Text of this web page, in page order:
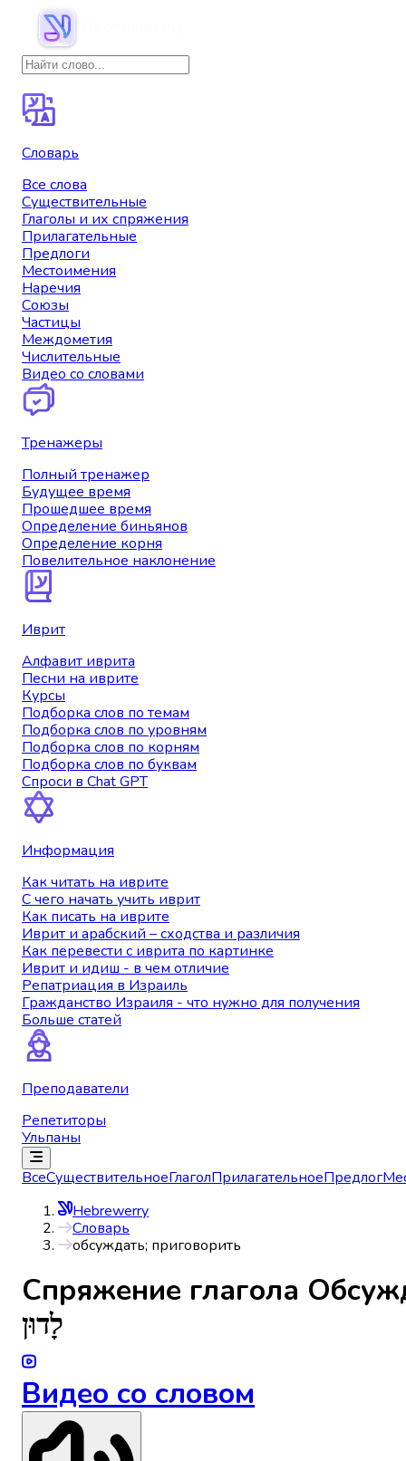
Словарь
Все слова
Существительные
Глаголы и их спряжения
Прилагательные
Предлоги
Местоимения
Наречия
Союзы
Частицы
Междометия
Числительные
Видео со словами
Тренажеры
Полный тренажер
Будущее время
Прошедшее время
Определение биньянов
Определение корня
Повелительное наклонение
Иврит
Алфавит иврита
Песни на иврите
Курсы
Подборка слов по темам
Подборка слов по уровням
Подборка слов по корням
Подборка слов по буквам
Спроси в Chat GPT
Информация
Как читать на иврите
С чего начать учить иврит
Как писать на иврите
Иврит и арабский – сходства и различия
Как перевести с иврита по картинке
Иврит и идиш - в чем отличие
Репатриация в Израиль
Гражданство Израиля - что нужно для получения
Больше статей
Преподаватели
Репетиторы
Ульпаны
ВсеСуществительноеГлаголПрилагательноеПредлог
Hebrewerry
Словарь
обсуждать; приговорить
Спряжениe глагола
לָדוּן
Видео со словом